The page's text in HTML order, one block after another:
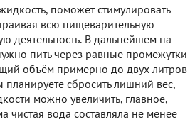
поможет стимулировать
всю пищеварительную
деятельность. В дальнейшем на
пить через равные промежутки
объём примерно до двух литров
планируете сбросить лишний вес,
можно увеличить, главное,
чистая вода составляла не менее